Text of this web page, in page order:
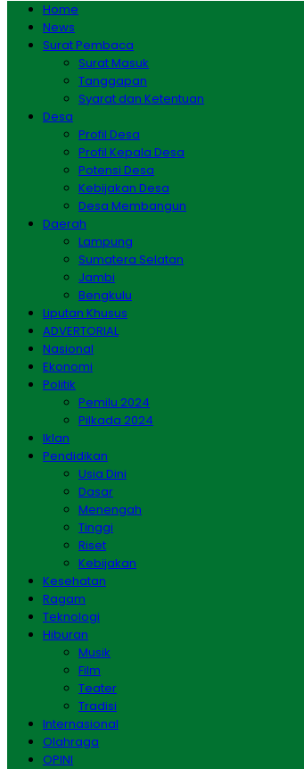
Home
News
Surat Pembaca
Surat Masuk
Tanggapan
Syarat dan Ketentuan
Desa
Profil Desa
Profil Kepala Desa
Potensi Desa
Kebijakan Desa
Desa Membangun
Daerah
Lampung
Sumatera Selatan
Jambi
Bengkulu
Liputan Khusus
ADVERTORIAL
Nasional
Ekonomi
Politik
Pemilu 2024
Pilkada 2024
Iklan
Pendidikan
Usia Dini
Dasar
Menengah
Tinggi
Riset
Kebijakan
Kesehatan
Ragam
Teknologi
Hiburan
Musik
Film
Teater
Tradisi
Internasional
Olahraga
OPINI